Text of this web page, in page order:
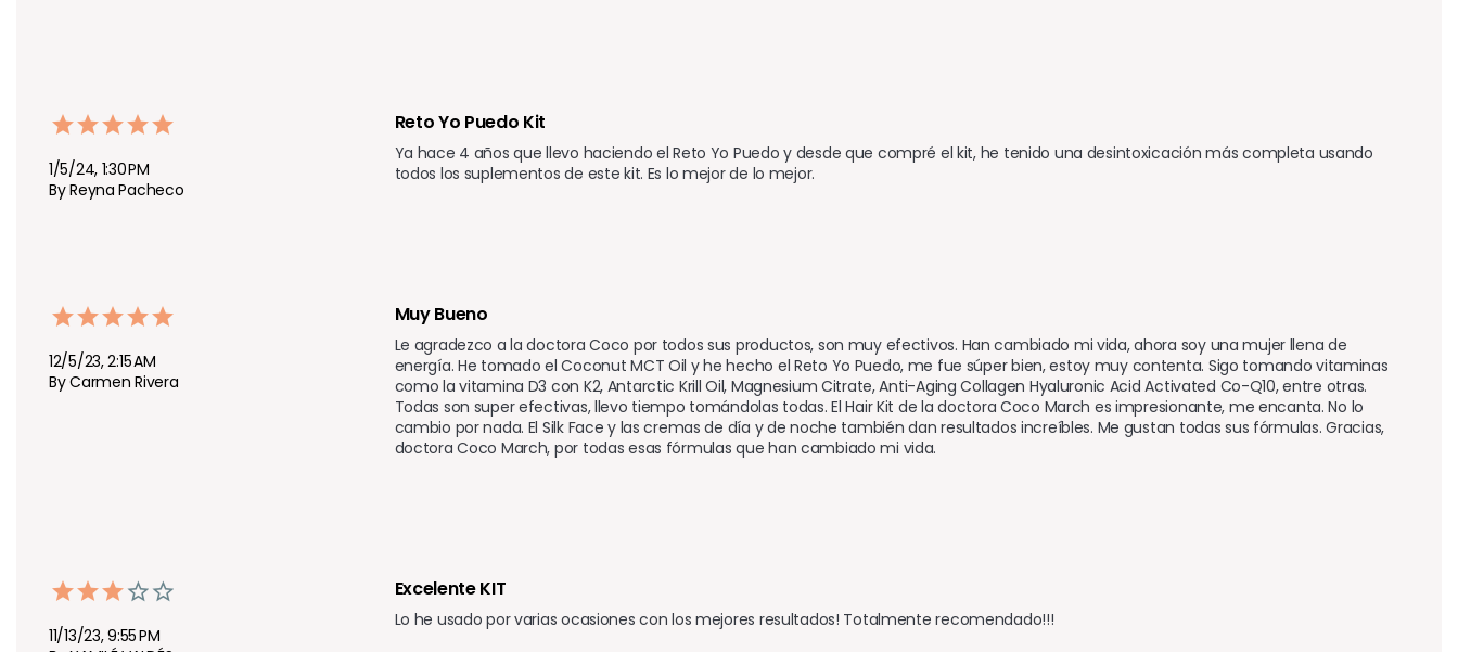
1/5/24, 1:30 PM
By Reyna Pacheco
Reto Yo Puedo Kit
Ya hace 4 años que llevo haciendo el Reto Yo Puedo y desde que compré el kit, he tenido una desintoxicación más completa usando
todos los suplementos de este kit. Es lo mejor de lo mejor.
12/5/23, 2:15 AM
By Carmen Rivera
Muy Bueno
Le agradezco a la doctora Coco por todos sus productos, son muy efectivos. Han cambiado mi vida, ahora soy una mujer llena de
energía. He tomado el Coconut MCT Oil y he hecho el Reto Yo Puedo, me fue súper bien, estoy muy contenta. Sigo tomando vitaminas
como la vitamina D3 con K2, Antarctic Krill Oil, Magnesium Citrate, Anti-Aging Collagen Hyaluronic Acid Activated Co-Q10, entre otras.
Todas son super efectivas, llevo tiempo tomándolas todas. El Hair Kit de la doctora Coco March es impresionante, me encanta. No lo
cambio por nada. El Silk Face y las cremas de día y de noche también dan resultados increíbles. Me gustan todas sus fórmulas. Gracias,
doctora Coco March, por todas esas fórmulas que han cambiado mi vida.
11/13/23, 9:55 PM
Excelente KIT
Lo he usado por varias ocasiones con los mejores resultados! Totalmente recomendado!!!